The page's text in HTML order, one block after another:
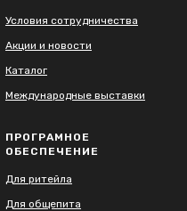
Условия сотрудничества
Акции и новости
Каталог
Международные выставки
ПРОГРАМНОЕ
ОБЕСПЕЧЕНИЕ
Для ритейла
Для общепита